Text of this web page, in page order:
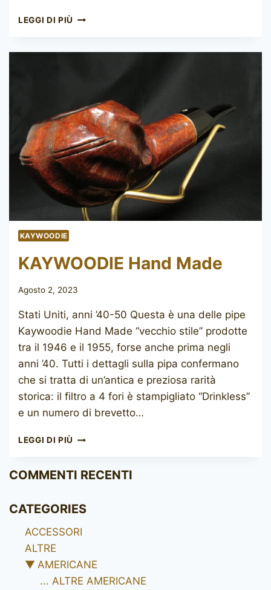
LEGGI DI PIÙ KAYWOODIE
61
KAYWOODIE
KAYWOODIE Hand Made
Agosto 2, 2023
Stati Uniti, anni ’40-50 Questa è una delle pipe
Kaywoodie Hand Made “vecchio stile” prodotte
tra il 1946 e il 1955, forse anche prima negli
anni ’40. Tutti i dettagli sulla pipa confermano
che si tratta di un’antica e preziosa rarità
storica: il filtro a 4 fori è stampigliato “Drinkless”
e un numero di brevetto…
LEGGI DI PIÙ KAYWOODIE
COMMENTI RECENTI
CATEGORIES
ACCESSORI
ALTRE
▼ AMERICANE
... ALTRE AMERICANE